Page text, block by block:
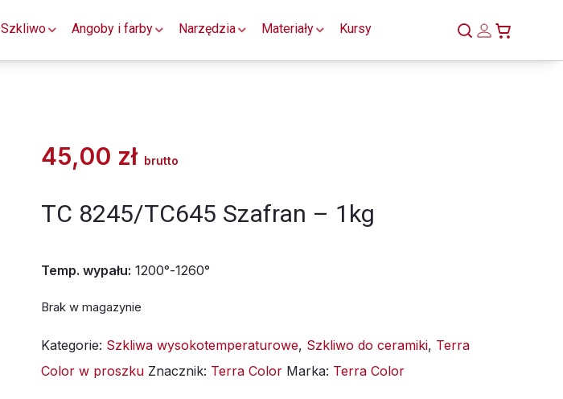
Szkliwo Angoby i farby Narzędzia Materiały Kursy
45,00 zł brutto
TC 8245/TC645 Szafran – 1kg
Temp. wypału: 1200°-1260°
Brak w magazynie
Kategorie: Szkliwa wysokotemperaturowe, Szkliwo do ceramiki, Terra
Color w proszku Znacznik: Terra Color Marka: Terra Color